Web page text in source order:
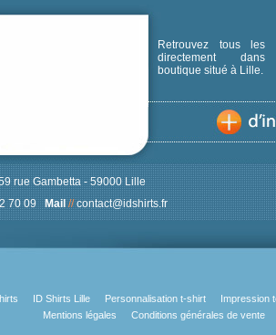
Retrouvez tous les
directement
boutique situé à Lille.
rue Gambetta - 59000 Lille
70 09Mail// contact@idshirts.fr
ID Shirts Lille Personnalisation t-shirt
Impression
Mentions légales
Conditions générales de vente